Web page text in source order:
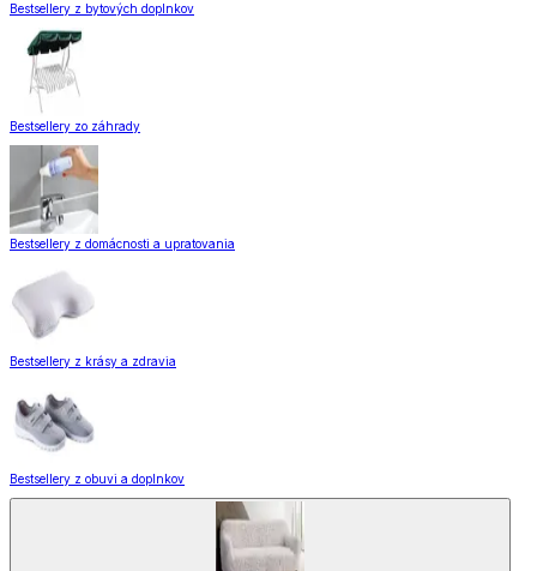
Bestsellery z bytových doplnkov
Bestsellery zo záhrady
Bestsellery z domácnosti a upratovania
Bestsellery z krásy a zdravia
Bestsellery z obuvi a doplnkov